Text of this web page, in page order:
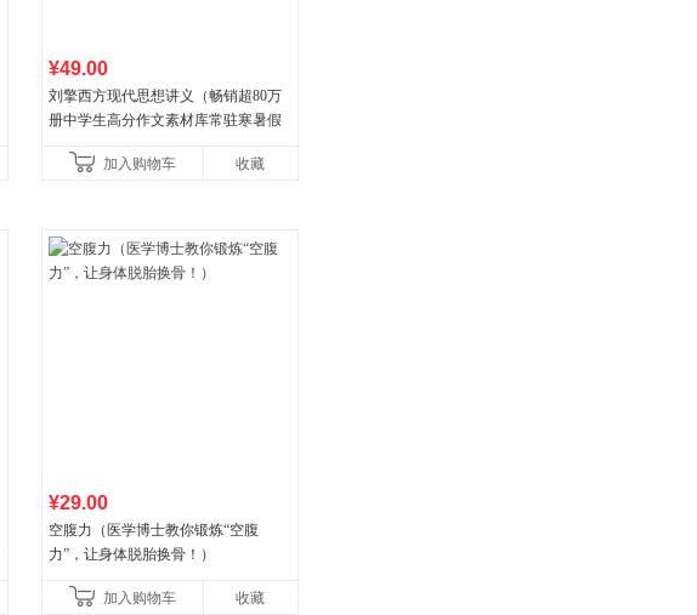
¥49.00
刘擎西方现代思想讲义（畅销超80万
册中学生高分作文素材库常驻寒暑假
讲透西方思想史，哲学知
加入购物车 收藏
¥29.00
空腹力（医学博士教你锻炼“空腹
力”，让身体脱胎换骨！）
加入购物车 收藏